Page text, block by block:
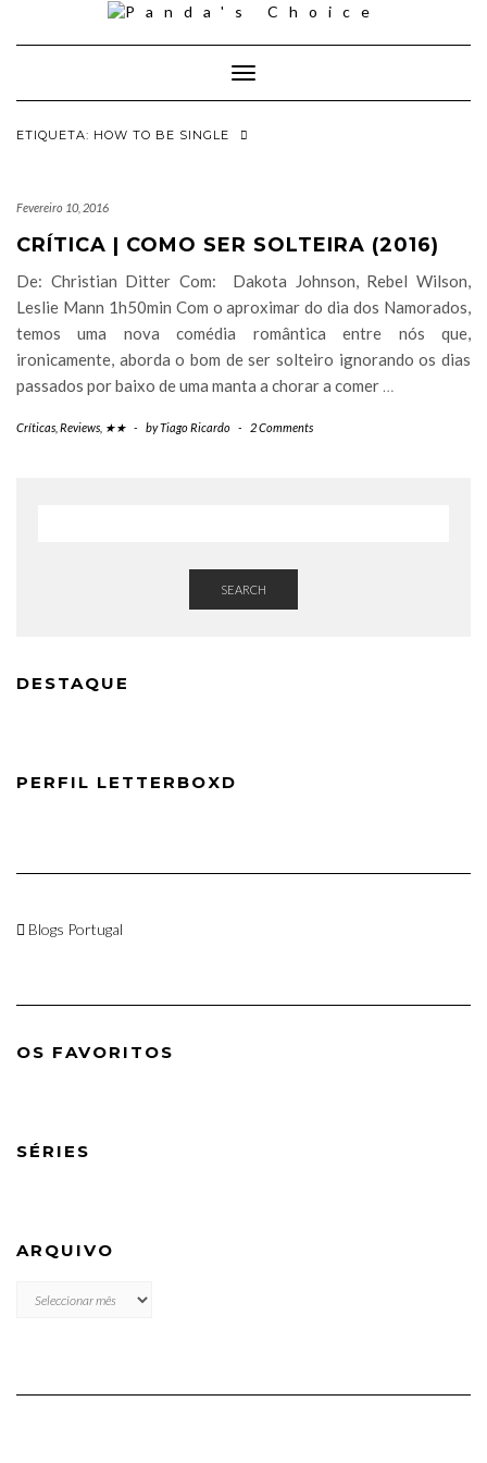
Toggle Navigation
ETIQUETA: HOW TO BE SINGLE
Fevereiro 10, 2016
CRÍTICA | COMO SER SOLTEIRA (2016)
De: Christian Ditter Com: Dakota Johnson, Rebel Wilson,
Leslie Mann 1h50min Com o aproximar do dia dos Namorados,
temos uma nova comédia romântica entre nós que,
ironicamente, aborda o bom de ser solteiro ignorando os dias
passados por baixo de uma manta a chorar a comer …
Críticas Reviews ★★ - byTiago Ricardo - 2 Comments
SEARCH
DESTAQUE
PERFIL LETTERBOXD
Blogs Portugal
OS FAVORITOS
SÉRIES
ARQUIVO
ARQUIVO